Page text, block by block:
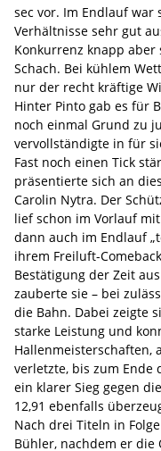
sec vor. Im Endlauf
Verhältnisse sehr gut
Konkurrenz knapp aber
Schach. Bei kühlem
nur der recht kräftige
Hinter Pinto gab es für
noch einmal Grund zu
vervollständigte in für
Fast noch einen Tick
präsentierte sich an
Carolin Nytra. Der
lief schon im Vorlauf
dann auch im Endlauf
ihrem Freiluft-
Bestätigung der Zeit
zauberte sie – bei
die Bahn. Dabei zeigte
starke Leistung und
Hallenmeisterschaften,
verletzte, bis zum Ende
ein klarer Sieg gegen
12,91 ebenfalls
Nach drei Titeln in
Bühler, nachdem er die